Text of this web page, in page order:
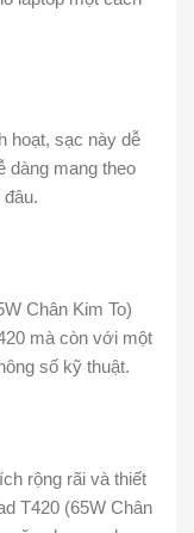
hoạt, sạc này dễ
dàng mang theo
Chân Kim To)
mà còn với một
số kỹ thuật.
rộng rãi và thiết
T420 (65W Chân